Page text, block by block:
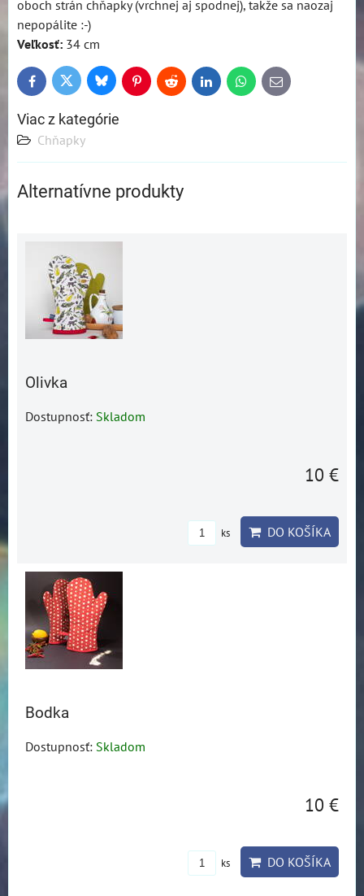
oboch strán chňapky (vrchnej aj spodnej), takže sa naozaj
nepopálite :-)
Veľkosť: 34 cm
FacebookTwitter BlueskyPinterestReddit LinkedInWhatsApp
E-
mail
Viac z kategórie
Chňapky
Alternatívne produkty
Olivka
Dostupnosť: Skladom
10 €
ks DO KOŠÍKA
Bodka
Dostupnosť: Skladom
10 €
ks DO KOŠÍKA